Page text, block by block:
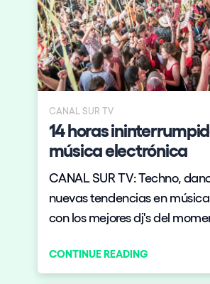
CANAL SUR TV
14 horas
música electrónica
CANAL SUR TV: Techno,
nuevas tendencias en
con los mejores dj's del
CONTINUE READING